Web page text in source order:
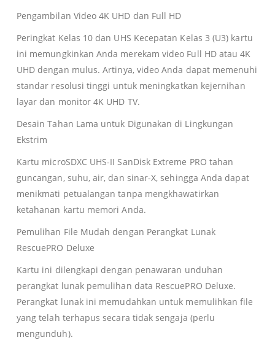
Pengambilan Video 4K UHD dan Full HD
Peringkat Kelas 10 dan UHS Kecepatan Kelas 3 (U3) kartu
ini memungkinkan Anda merekam video Full HD atau 4K
UHD dengan mulus. Artinya, video Anda dapat memenuhi
standar resolusi tinggi untuk meningkatkan kejernihan
layar dan monitor 4K UHD TV.
Desain Tahan Lama untuk Digunakan di Lingkungan
Ekstrim
Kartu microSDXC UHS-II SanDisk Extreme PRO tahan
guncangan, suhu, air, dan sinar-X, sehingga Anda dapat
menikmati petualangan tanpa mengkhawatirkan
ketahanan kartu memori Anda.
Pemulihan File Mudah dengan Perangkat Lunak
RescuePRO Deluxe
Kartu ini dilengkapi dengan penawaran unduhan
perangkat lunak pemulihan data RescuePRO Deluxe.
Perangkat lunak ini memudahkan untuk memulihkan file
yang telah terhapus secara tidak sengaja (perlu
mengunduh).